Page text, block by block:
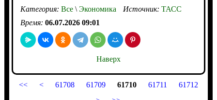
Категория: Все\Экономика Источник: ТАСС
Время: 06.07.2026 09:01
Наверх
<< < 61708 61709 61710 61711
61712